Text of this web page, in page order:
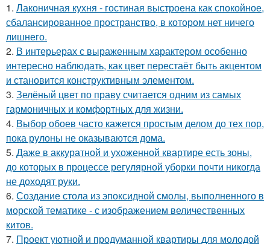
1. Лаконичная кухня - гостиная выстроена как спокойное,
сбалансированное пространство, в котором нет ничего
лишнего.
2. В интерьерах с выраженным характером особенно
интересно наблюдать, как цвет перестаёт быть акцентом
и становится конструктивным элементом.
3. Зелёный цвет по праву считается одним из самых
гармоничных и комфортных для жизни.
4. Выбор обоев часто кажется простым делом до тех пор,
пока рулоны не оказываются дома.
5. Даже в аккуратной и ухоженной квартире есть зоны,
до которых в процессе регулярной уборки почти никогда
не доходят руки.
6. Создание стола из эпоксидной смолы, выполненного в
морской тематике - с изображением величественных
китов.
7. Проект уютной и продуманной квартиры для молодой